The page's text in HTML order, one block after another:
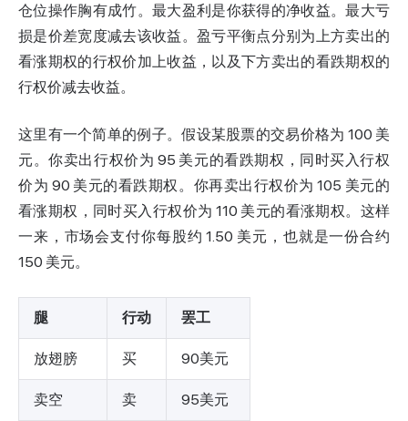
仓位操作胸有成竹。最大盈利是你获得的净收益。最大亏
损是价差宽度减去该收益。盈亏平衡点分别为上方卖出的
看涨期权的行权价加上收益，以及下方卖出的看跌期权的
行权价减去收益。
这里有一个简单的例子。假设某股票的交易价格为 100 美
元。你卖出行权价为 95 美元的看跌期权，同时买入行权
价为 90 美元的看跌期权。你再卖出行权价为 105 美元的
看涨期权，同时买入行权价为 110 美元的看涨期权。这样
一来，市场会支付你每股约 1.50 美元，也就是一份合约
150 美元。
腿 行动 罢工
放翅膀 买 90美元
卖空 卖 95美元